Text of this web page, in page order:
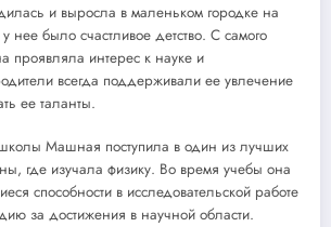
и выросла в маленьком городке на
нее было счастливое детство. С самого
проявляла интерес к науке и
всегда поддерживали ее увлечение
ее таланты.
Машная поступила в один из лучших
где изучала физику. Во время учебы она
способности в исследовательской работе
за достижения в научной области.